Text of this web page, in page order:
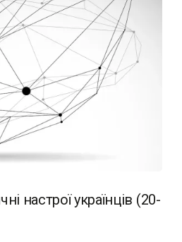
настрої українців (20-